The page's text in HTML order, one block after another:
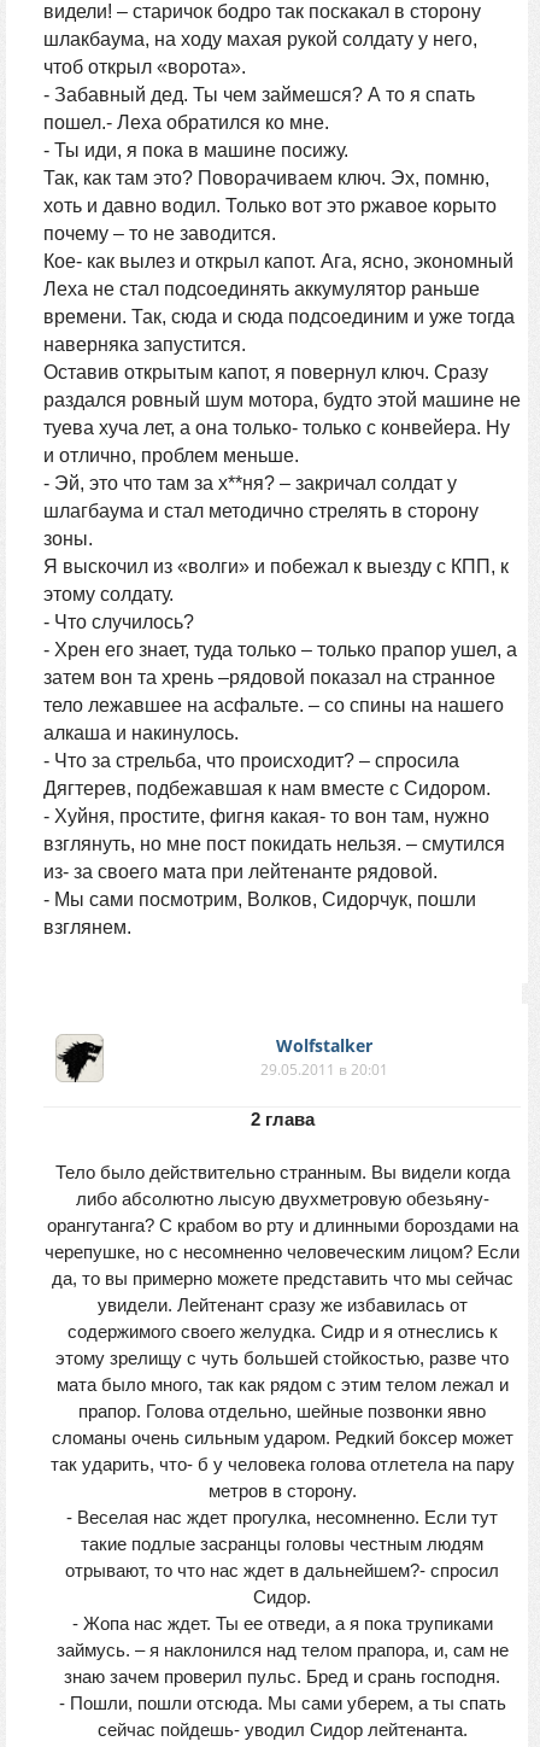
видели! – старичок бодро так поскакал в сторону
шлакбаума, на ходу махая рукой солдату у него,
чтоб открыл «ворота».
- Забавный дед. Ты чем займешся? А то я спать
пошел.- Леха обратился ко мне.
- Ты иди, я пока в машине посижу.
Так, как там это? Поворачиваем ключ. Эх, помню,
хоть и давно водил. Только вот это ржавое корыто
почему – то не заводится.
Кое- как вылез и открыл капот. Ага, ясно, экономный
Леха не стал подсоединять аккумулятор раньше
времени. Так, сюда и сюда подсоединим и уже тогда
наверняка запустится.
Оставив открытым капот, я повернул ключ. Сразу
раздался ровный шум мотора, будто этой машине не
туева хуча лет, а она только- только с конвейера. Ну
и отлично, проблем меньше.
- Эй, это что там за х**ня? – закричал солдат у
шлагбаума и стал методично стрелять в сторону
зоны.
Я выскочил из «волги» и побежал к выезду с КПП, к
этому солдату.
- Что случилось?
- Хрен его знает, туда только – только прапор ушел, а
затем вон та хрень –рядовой показал на странное
тело лежавшее на асфальте. – со спины на нашего
алкаша и накинулось.
- Что за стрельба, что происходит? – спросила
Дягтерев, подбежавшая к нам вместе с Сидором.
- Хуйня, простите, фигня какая- то вон там, нужно
взглянуть, но мне пост покидать нельзя. – смутился
из- за своего мата при лейтенанте рядовой.
- Мы сами посмотрим, Волков, Сидорчук, пошли
взглянем.
Wolfstalker
29.05.2011 в 20:01
2 глава
Тело было действительно странным. Вы видели когда
либо абсолютно лысую двухметровую обезьяну-
орангутанга? С крабом во рту и длинными бороздами на
черепушке, но с несомненно человеческим лицом? Если
да, то вы примерно можете представить что мы сейчас
увидели. Лейтенант сразу же избавилась от
содержимого своего желудка. Сидр и я отнеслись к
этому зрелищу с чуть большей стойкостью, разве что
мата было много, так как рядом с этим телом лежал и
прапор. Голова отдельно, шейные позвонки явно
сломаны очень сильным ударом. Редкий боксер может
так ударить, что- б у человека голова отлетела на пару
метров в сторону.
- Веселая нас ждет прогулка, несомненно. Если тут
такие подлые засранцы головы честным людям
отрывают, то что нас ждет в дальнейшем?- спросил
Сидор.
- Жопа нас ждет. Ты ее отведи, а я пока трупиками
займусь. – я наклонился над телом прапора, и, сам не
знаю зачем проверил пульс. Бред и срань господня.
- Пошли, пошли отсюда. Мы сами уберем, а ты спать
сейчас пойдешь- уводил Сидор лейтенанта.